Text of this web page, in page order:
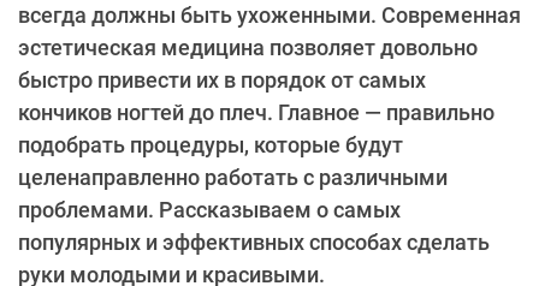
всегда должны быть ухоженными. Современная
эстетическая медицина позволяет довольно
быстро привести их в порядок от самых
кончиков ногтей до плеч. Главное — правильно
подобрать процедуры, которые будут
целенаправленно работать с различными
проблемами. Рассказываем о самых
популярных и эффективных способах сделать
руки молодыми и красивыми.